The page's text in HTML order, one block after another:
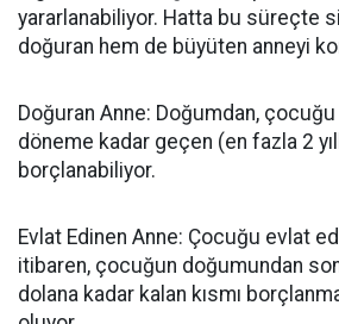
yararlanabiliyor. Hatta bu süreçte
doğuran hem de büyüten anneyi
Doğuran Anne: Doğumdan,
döneme kadar geçen (en fazla 2
borçlanabiliyor.
Evlat Edinen Anne: Çocuğu evlat
itibaren, çocuğun doğumundan
dolana kadar kalan kısmı